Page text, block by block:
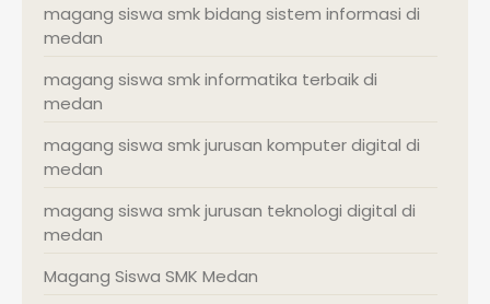
magang siswa smk bidang sistem informasi di
medan
magang siswa smk informatika terbaik di
medan
magang siswa smk jurusan komputer digital di
medan
magang siswa smk jurusan teknologi digital di
medan
Magang Siswa SMK Medan